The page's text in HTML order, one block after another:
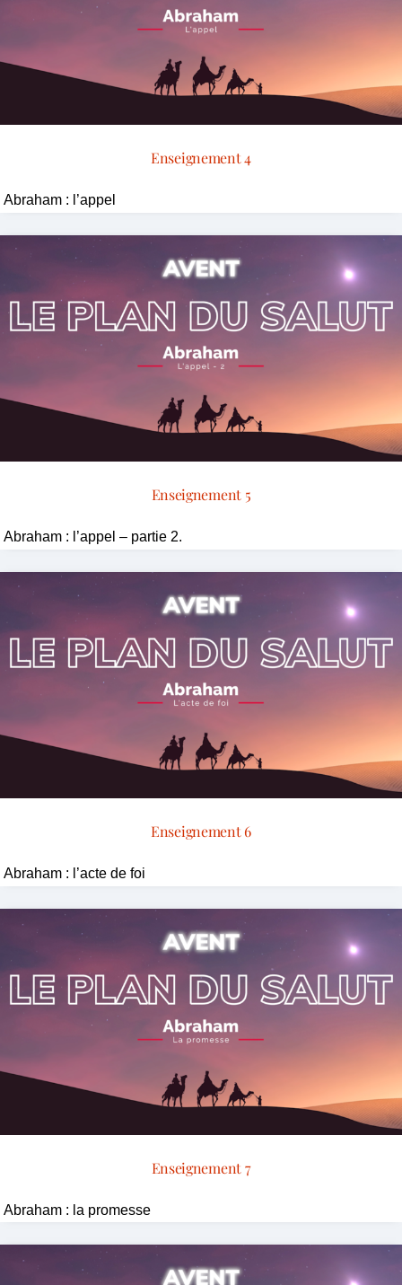
Enseignement 4
Abraham : l’appel
Enseignement 5
Abraham : l’appel – partie 2.
Enseignement 6
Abraham : l’acte de foi
Enseignement 7
Abraham : la promesse